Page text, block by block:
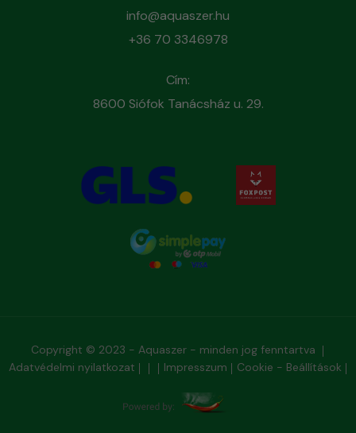
info@aquaszer.hu
+36 70 3346978
Cím:
8600 Siófok Tanácsház u. 29.
Copyright © 2023 - Aquaszer - minden jog fenntartva
Adatvédelmi nyilatkozat
Impresszum Cookie - Beállítások